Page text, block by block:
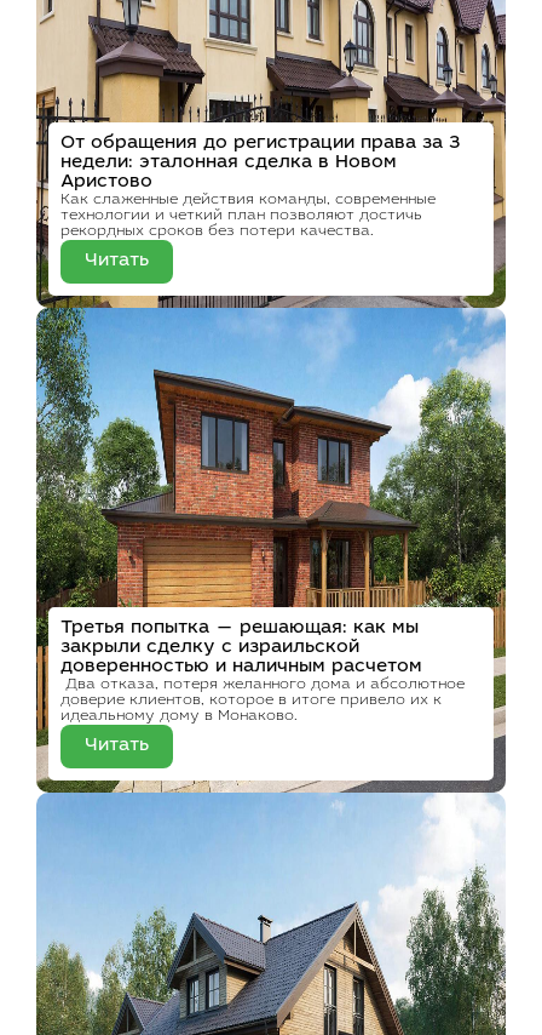
От обращения до регистрации права за 3
недели: эталонная сделка в Новом
Аристово
Как слаженные действия команды, современные
технологии и четкий план позволяют достичь
рекордных сроков без потери качества.
Читать
Третья попытка — решающая: как мы
закрыли сделку с израильской
доверенностью и наличным расчетом
Два отказа, потеря желанного дома и абсолютное
доверие клиентов, которое в итоге привело их к
идеальному дому в Монаково.
Читать